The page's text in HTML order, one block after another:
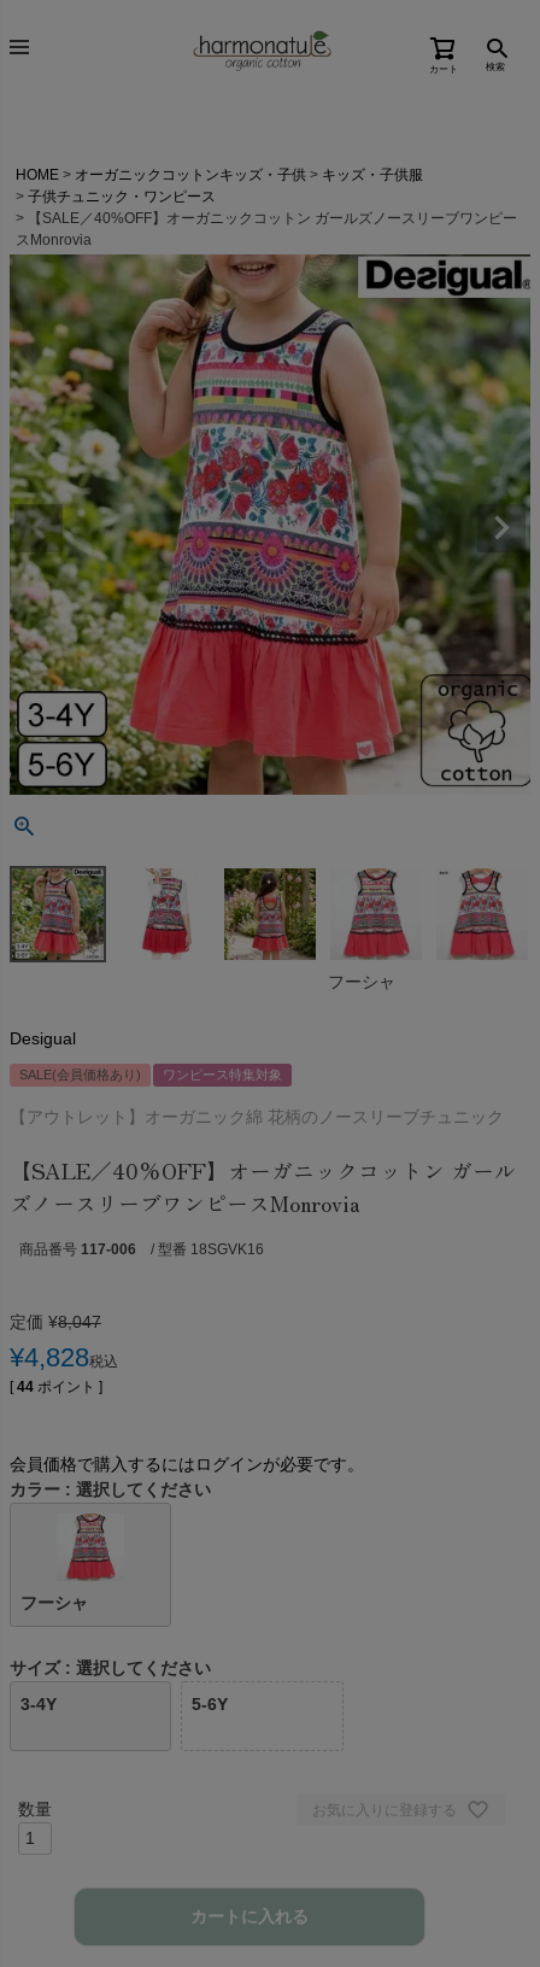
カート 検索
HOME オーガニックコットンキッズ・子供
キッズ・子供服
子供チュニック・ワンピース
【SALE／40%OFF】オーガニックコットン ガールズノースリーブワンピー
スMonrovia
フーシャ
Desigual
SALE(会員価格あり) ワンピース特集対象
【アウトレット】オーガニック綿 花柄のノースリーブチュニック
【SALE／40%OFF】オーガニックコットン ガール
ズノースリーブワンピースMonrovia
商品番号 117-006 / 型番 18SGVK16
定価 ¥8,047
¥4,828税込
[ 44 ポイント ]
会員価格で購入するにはログインが必要です。
カラー
選択してください
フーシャ
サイズ
選択してください
3-4Y
5-6Y
お気に入りに登録する
カートに入れる